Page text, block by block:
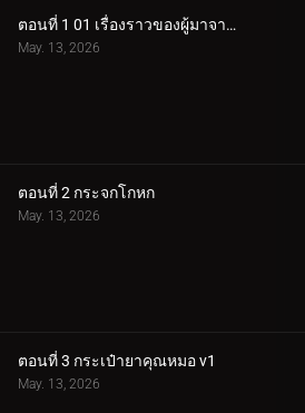
ตอนที่ 1 01 เรื่องราวของผู้มาจากอนาคต
May. 13, 2026
ตอนที่ 2 กระจกโกหก
May. 13, 2026
ตอนที่ 3 กระเป๋ายาคุณหมอ v1
May. 13, 2026